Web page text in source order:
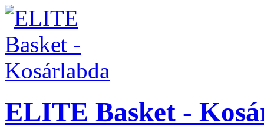
ELITE Basket -